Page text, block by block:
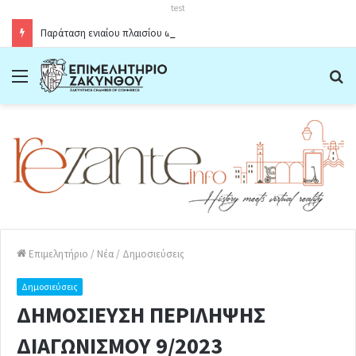
test
Menu
Επιμελητήριο / Νέα / Δημοσιεύσεις
Δημοσιεύσεις
ΔΗΜΟΣΙΕΥΣΗ ΠΕΡΙΛΗΨΗΣ
ΔΙΑΓΩΝΙΣΜΟΥ 9/2023